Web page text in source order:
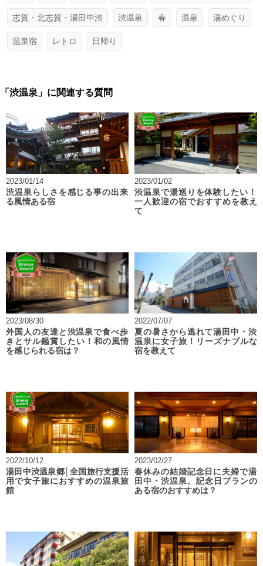
志賀・北志賀・湯田中渋 渋温泉 春 温泉 湯めぐり
温泉宿 レトロ 日帰り
「渋温泉」に関連する質問
2023/01/14
渋温泉らしさを感じる事の出来
る風情ある宿
2023/01/02
渋温泉で湯巡りを体験したい！
一人歓迎の宿でおすすめを教え
て
2023/08/30
外国人の友達と渋温泉で食べ歩
きとサル鑑賞したい！和の風情
を感じられる宿は？
2022/07/07
夏の暑さから逃れて湯田中・渋
温泉に女子旅！リーズナブルな
宿を教えて
2022/10/12
湯田中渋温泉郷│全国旅行支援活
用で女子旅におすすめの温泉旅
館
2023/02/27
春休みの結婚記念日に夫婦で湯
田中・渋温泉。記念日プランの
ある宿のおすすめは？